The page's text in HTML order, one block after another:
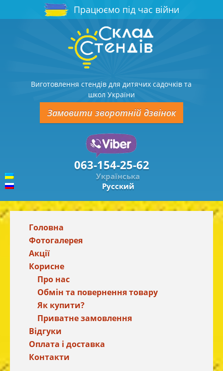
Працюємо під час війни
Виготовлення стендів для дитячих садочків та
школ України
Замовити зворотній дзвінок
063-154-25-62
Українська
Русский
Головна
Фотогалерея
Акції
Корисне
Про нас
Обмін та повернення товару
Як купити?
Приватне замовлення
Відгуки
Оплата і доставка
Контакти